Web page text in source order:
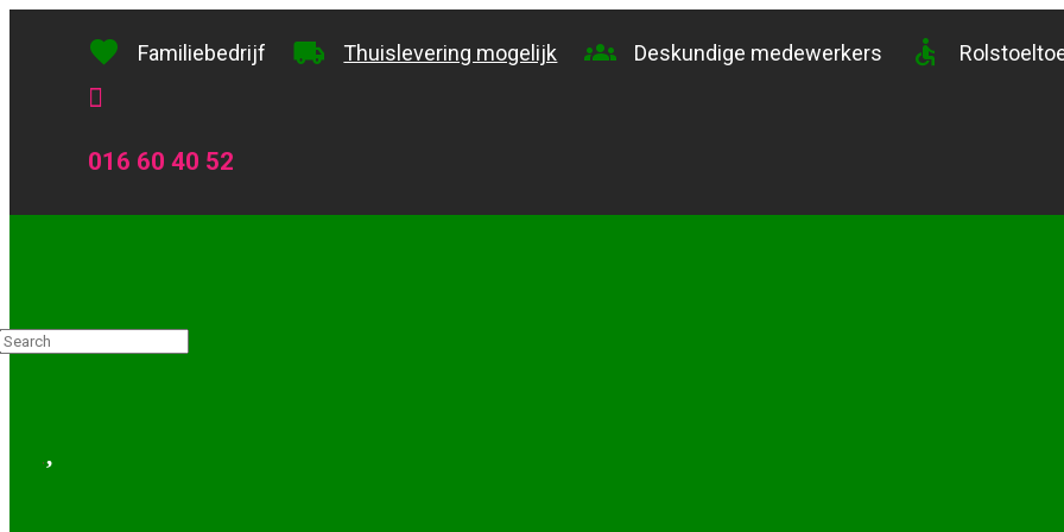
favorite Familiebedrijf local_shipping Thuislevering mogelijk groups Deskundige medewerkers accessible

016 60 40 52